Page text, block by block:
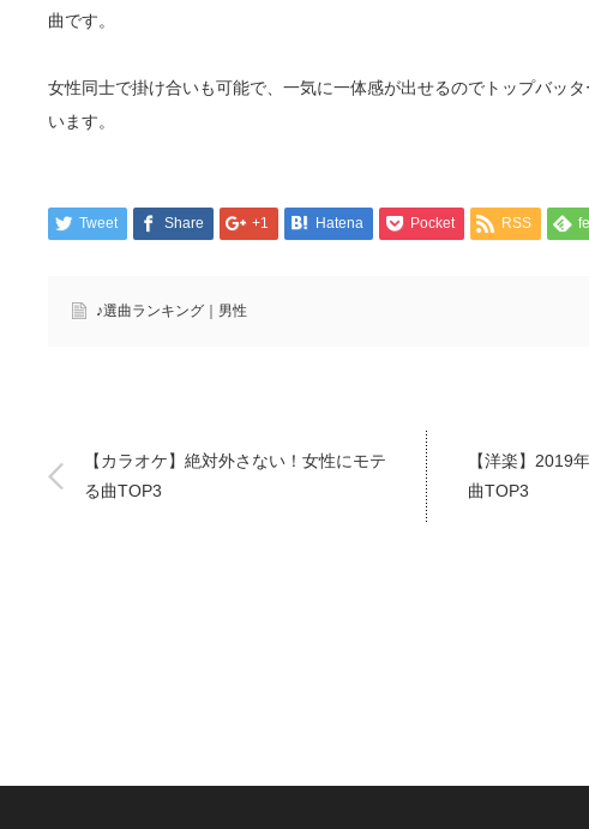
曲です。
女性同士で掛け合いも可能で、一気に一体感が出せるのでトップバッ
います。
Tweet Share +1 Hatena Pocket RSS
♪選曲ランキング｜男性
【カラオケ】絶対外さない！女性にモテ
る曲TOP3
【洋楽】2019
曲TOP3